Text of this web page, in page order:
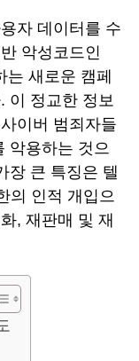
자 데이터를 수
악성코드인
는 새로운 캠페
이 정교한 정보
이버 범죄자들
악용하는 것으
장 큰 특징은 텔
의 인적 개입으
, 재판매 및 재